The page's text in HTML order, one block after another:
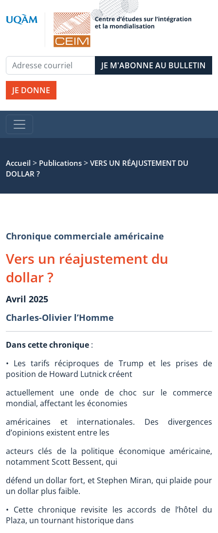
JE DONNE
Accueil > Publications > VERS UN RÉAJUSTEMENT DU
DOLLAR ?
Chronique commerciale américaine
Vers un réajustement du
dollar ?
Avril 2025
Charles-Olivier l’Homme
Dans cette chronique :
• Les tarifs réciproques de Trump et les prises de
position de Howard Lutnick créent
actuellement une onde de choc sur le commerce
mondial, affectant les économies
américaines et internationales. Des divergences
d’opinions existent entre les
acteurs clés de la politique économique américaine,
notamment Scott Bessent, qui
défend un dollar fort, et Stephen Miran, qui plaide pour
un dollar plus faible.
• Cette chronique revisite les accords de l’hôtel du
Plaza, un tournant historique dans